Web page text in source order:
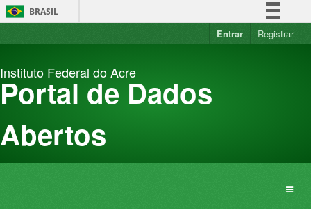
Pular
para
BRASIL
Simplifique!
Acesso à informação
Entrar Registrar
Instituto Federal do Acre
Portal de Dados
Abertos